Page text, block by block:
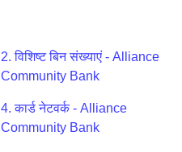
2. विशिष्ट बिन संख्याएं - Alliance
Community Bank
4. कार्ड नेटवर्क - Alliance
Community Bank